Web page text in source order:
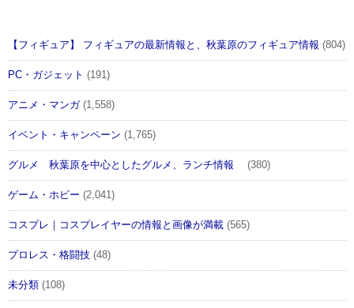
【フィギュア】 フィギュアの最新情報と、秋葉原のフィギュア情報 (804)
PC・ガジェット (191)
アニメ・マンガ(1,558)
イベント・キャンペーン (1,765)
グルメ 秋葉原を中心としたグルメ、ランチ情報 (380)
ゲーム・ホビー (2,041)
コスプレ｜コスプレイヤーの情報と画像が満載 (565)
プロレス・格闘技 (48)
未分類 (108)